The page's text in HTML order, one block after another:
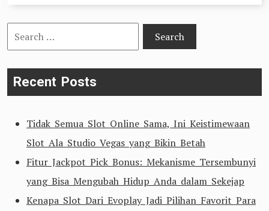
Search
for:
Recent Posts
Tidak Semua Slot Online Sama, Ini Keistimewaan
Slot Ala Studio Vegas yang Bikin Betah
Fitur Jackpot Pick Bonus: Mekanisme Tersembunyi
yang Bisa Mengubah Hidup Anda dalam Sekejap
Kenapa Slot Dari Evoplay Jadi Pilihan Favorit Para